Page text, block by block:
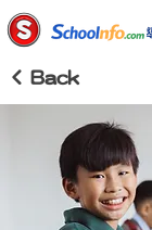
< Back